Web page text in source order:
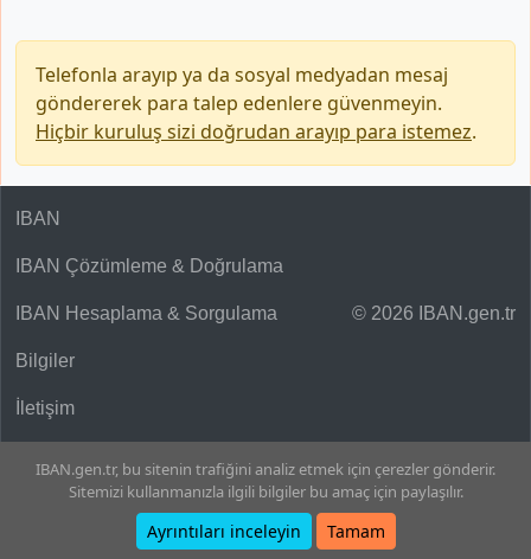
Telefonla arayıp ya da sosyal medyadan mesaj
göndererek para talep edenlere güvenmeyin.
Hiçbir kuruluş sizi doğrudan arayıp para istemez.
© 2026 IBAN.gen.tr
IBAN
IBAN Çözümleme & Doğrulama
IBAN Hesaplama & Sorgulama
Bilgiler
İletişim
IBAN.gen.tr, bu sitenin trafiğini analiz etmek için çerezler gönderir.
Sitemizi kullanmanızla ilgili bilgiler bu amaç için paylaşılır.
Ayrıntıları inceleyin Tamam